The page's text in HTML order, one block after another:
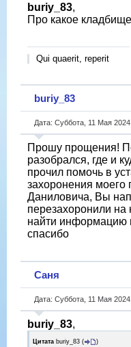
buriy_83,
Про какое
Qui quaerit, reperit
buriy_83
Дата: Суббота, 11 Мая
Прошу прощения!
разобрался, где и
прочил помочь в
захоронения
Даниловича, Вы
перезахоронили на
найти информацию
спасибо
Саня
Дата: Суббота, 11 Мая
buriy_83,
Цитата buriy_83 ( )